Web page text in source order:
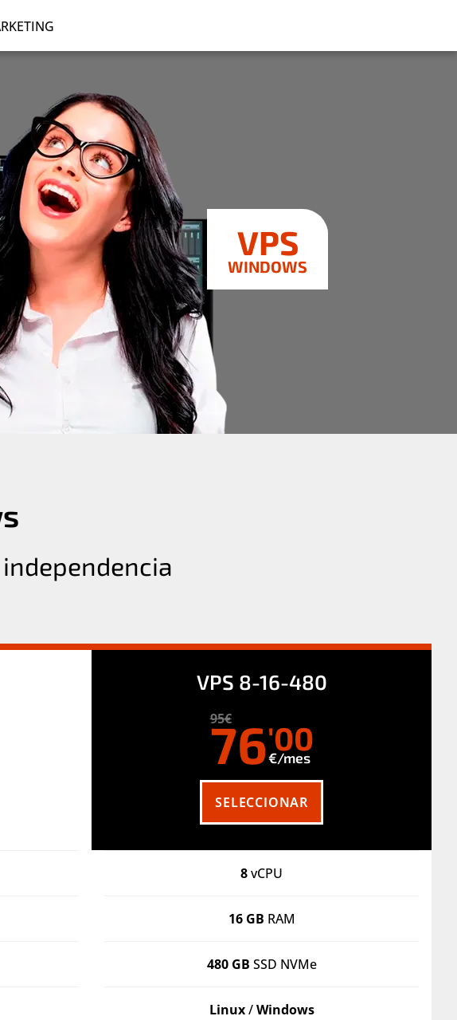
VPS
WINDOWS
VPS 8-16-480
95€
76'00
€/mes
SELECCIONAR
8vCPU
16 GB RAM
480 GB SSD NVMe
Linux/Windows